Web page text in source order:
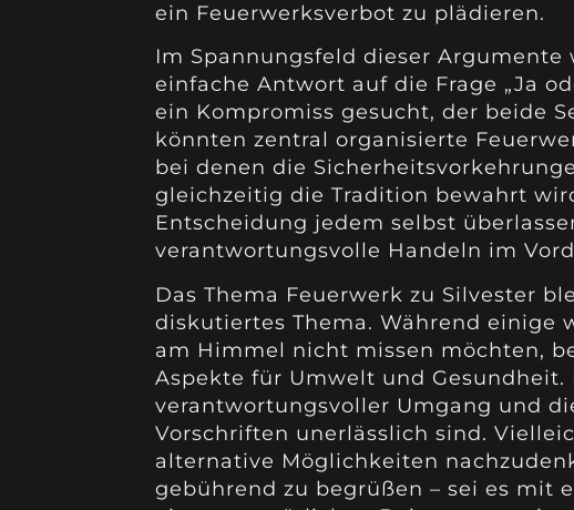
ein Feuerwerksverbot zu plädieren.
Im Spannungsfeld dieser Argumente
einfache Antwort auf die Frage „Ja
ein Kompromiss gesucht, der beide
könnten zentral organisierte
bei denen die
gleichzeitig die Tradition bewahrt
Entscheidung jedem selbst
verantwortungsvolle Handeln im
Das Thema Feuerwerk zu Silvester
diskutiertes Thema. Während einige
am Himmel nicht missen möchten,
Aspekte für Umwelt und Gesundheit.
verantwortungsvoller Umgang und
Vorschriften unerlässlich sind.
alternative Möglichkeiten
gebührend zu begrüßen – sei es mit